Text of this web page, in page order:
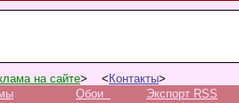
на сайте> < Контакты>
Обои Экспорт RSS